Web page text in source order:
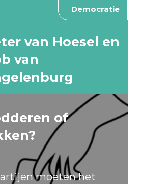
Democratie
van Hoesel en
van
of
moeten het